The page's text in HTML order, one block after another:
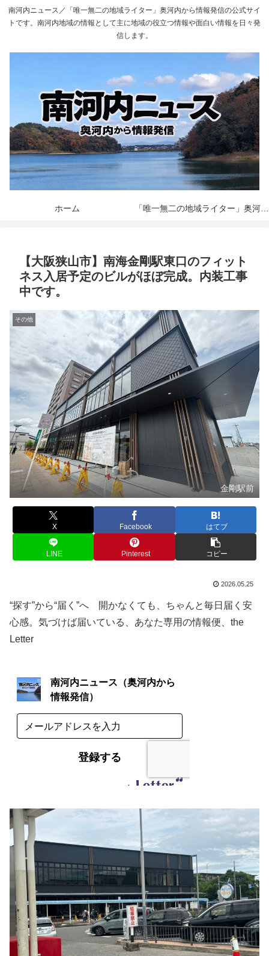
南河内ニュース／「唯一無二の地域ライター」奥河内から情報発信の公式サイ
トです。南河内地域の情報として主に地域の役立つ情報や面白い情報を日々発
信します。
ホーム
【大阪狭山市】南海金剛駅東口のフィット
ネス入居予定のビルがほぼ完成。内装工事
中です。
その他
金剛駅前
X Facebook はてブ
LINE Pinterest コピー
2026.05.25
“探す”から“届く”へ 開かなくても、ちゃんと毎日届く安
心感。気づけば届いている、あなた専用の情報便、the
Letter